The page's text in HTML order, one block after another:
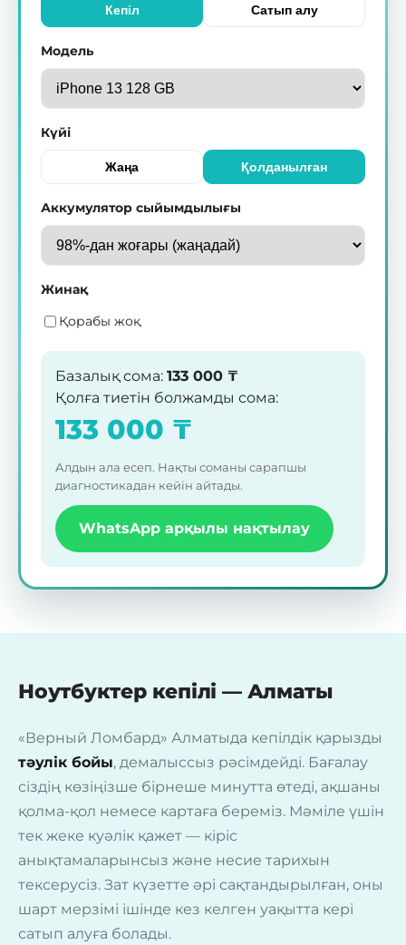
Кепіл Сатып алу
Модель
Күйі
Жаңа Қолданылған
Аккумулятор сыйымдылығы
Жинақ
Қорабы жоқ
Базалық сома: 133 000 ₸
Қолға тиетін болжамды сома:
133 000 ₸
Алдын ала есеп. Нақты соманы сарапшы
диагностикадан кейін айтады.
WhatsApp арқылы нақтылау
Ноутбуктер кепілі — Алматы
«Верный Ломбард» Алматыда кепілдік қарызды
тәулік бойы, демалыссыз рәсімдейді. Бағалау
сіздің көзіңізше бірнеше минутта өтеді, ақшаны
қолма-қол немесе картаға береміз. Мәміле үшін
тек жеке куәлік қажет — кіріс
анықтамаларынсыз және несие тарихын
тексерусіз. Зат күзетте әрі сақтандырылған, оны
шарт мерзімі ішінде кез келген уақытта кері
сатып алуға болады.